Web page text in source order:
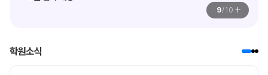
9/10 +
학원소식